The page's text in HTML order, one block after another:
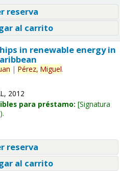
reserva
al carrito
in renewable energy in
| Pérez, Miguel.
2012
para préstamo: Signatura
reserva
al carrito